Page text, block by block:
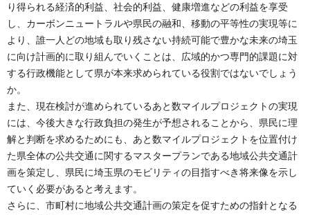
り得られる経済的利益、社会的利益、健康増進などの利益を享受
し、カーボンニュートラルや県民の融和、移動の平等性の実現等に
より、誰一人どの地域も取り残さない持続可能で豊かな未来の埼玉
に向け計画的に取り組んでいくことは、広域的かつ専門的課題に対
する行政機能として県が本来求められている役割ではないでしょう
か。
また、現在検討が進められているあと数マイルプロジェクトの実現
には、今後大きな行政負担の発生が予想されることから、県民に理
解と判断を求めるためにも、あと数マイルプロジェクトを位置付け
た県全体の公共交通に関するマスタープランである地域公共交通計
画を策定し、県民に埼玉県のモビリティの目指すべき将来像を示し
ていく必要があると考えます。
さらに、市町村に地域公共交通計画の策定を促すための指針となる